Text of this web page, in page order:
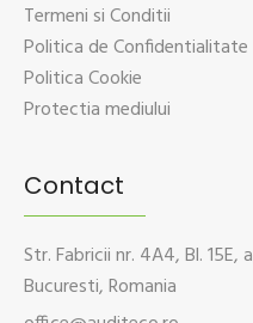
Termeni si Conditii
Politica de Confidentialitate
Politica Cookie
Protectia mediului
Contact
Str. Fabricii nr. 4A4, Bl.
Bucuresti, Romania